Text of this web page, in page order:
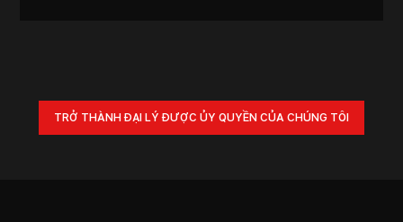
TRỞ THÀNH ĐẠI LÝ ĐƯỢC ỦY QUYỀN CỦA CHÚNG TÔI